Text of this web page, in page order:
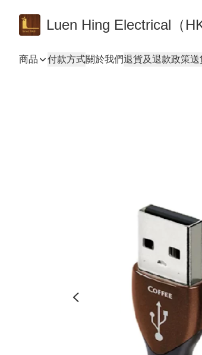
Luen Hing Electrical（
商品 付款方式關於我們退貨及退款政策送